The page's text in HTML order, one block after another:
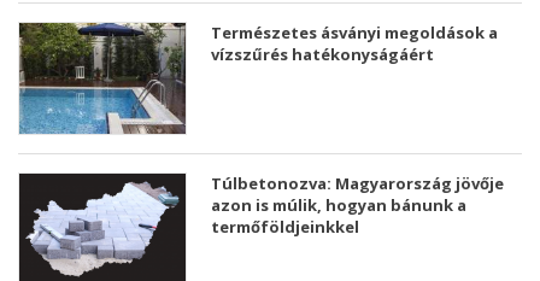
Természetes ásványi megoldások a
vízszűrés hatékonyságáért
Túlbetonozva: Magyarország jövője
azon is múlik, hogyan bánunk a
termőföldjeinkkel